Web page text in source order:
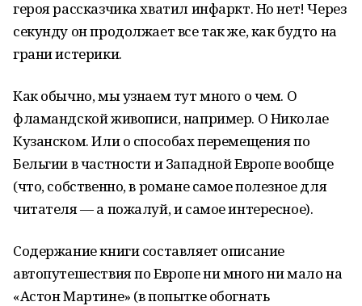
героя рассказчика хватил инфаркт. Но нет! Через
секунду он продолжает все так же, как будто на
грани истерики.
Как обычно, мы узнаем тут много о чем. О
фламандской живописи, например. О Николае
Кузанском. Или о способах перемещения по
Бельгии в частности и Западной Европе вообще
(что, собственно, в романе самое полезное для
читателя — а пожалуй, и самое интересное).
Содержание книги составляет описание
автопутешествия по Европе ни много ни мало на
«Астон Мартине» (в попытке обогнать